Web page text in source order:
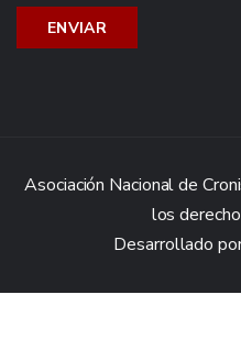
Asociación Nacional de
los
Desarrollado